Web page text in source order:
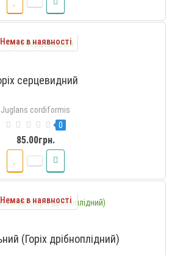
Немає в наявності
серцевидний
Juglans cordiformis
0
85.00грн.
Немає в наявності
(Горіх дрібноплідний)